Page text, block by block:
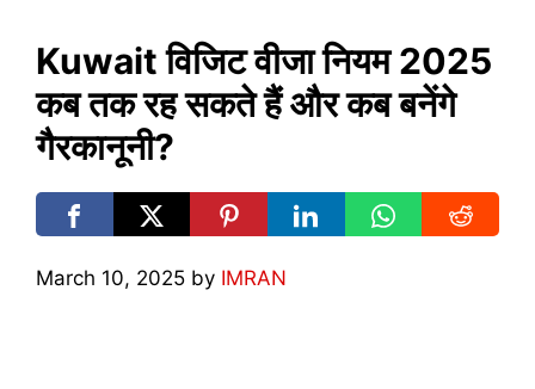
Kuwait विजिट वीजा नियम 2025
कब तक रह सकते हैं और कब बनेंगे
गैरकानूनी?
March 10, 2025 by IMRAN